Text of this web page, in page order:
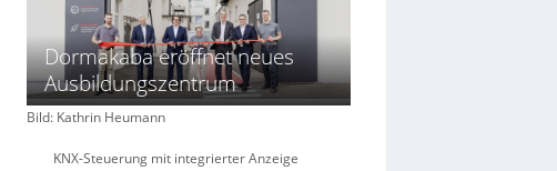
Dormakaba eröffnet neues
Ausbildungszentrum
Bild: Kathrin Heumann
KNX-Steuerung mit integrierter Anzeige